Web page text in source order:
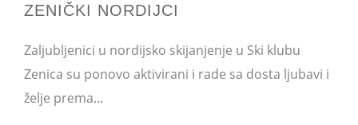
ZENIČKI NORDIJCI
Zaljubljenici u nordijsko skijanjenje u Ski klubu
Zenica su ponovo aktivirani i rade sa dosta ljubavi i
želje prema...